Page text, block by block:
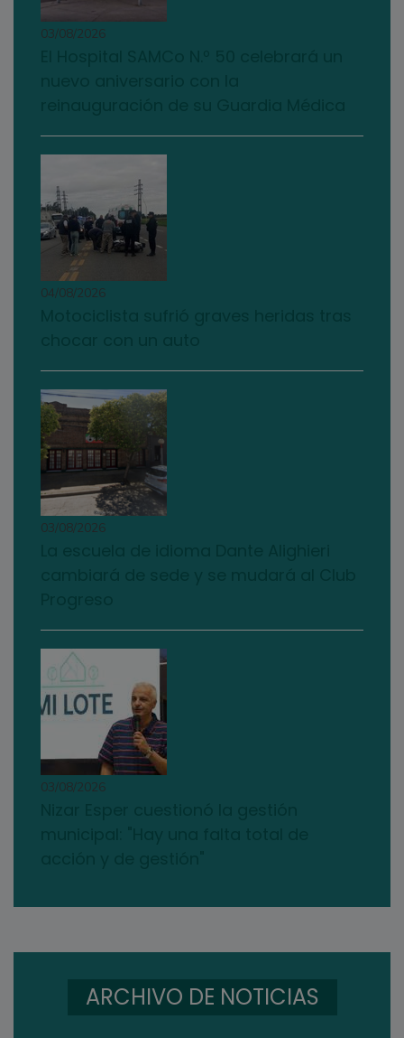
03/08/2026
04/08/2026
03/08/2026
03/08/2026
ARCHIVO DE NOTICIAS